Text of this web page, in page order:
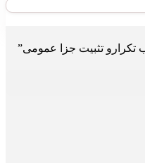
تثبیت جزا عمومی”